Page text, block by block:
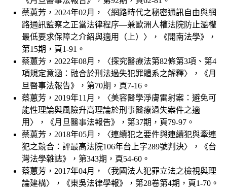
蔡蕙芳，2024年02月，〈網路時代之秘密通訊自由與網
路通訊監察之正當法律程序—兼歐洲人權法院防止濫權
最低要求保障之介紹與適用（上）〉，《開南法學》，
第15期，頁1-91。
蔡蕙芳，2022年08月，〈探究醫療法第82條第3項、第4
項規定意涵：融合於刑法過失犯罪體系之解釋〉，《月
旦醫事法報告》，第70期，頁7-16。
蔡蕙芳，2019年11月，〈美容醫學淨膚雷射案：避免可
能性理論與風險升高理論於刑事醫療過失案件之適
用〉，《月旦醫事法報告》，第37期，頁79-97。
蔡蕙芳，2018年05月，〈連續犯之要件與連續犯與牽連
犯之競合：評最高法院106年台上字289號判決〉，《台
灣法學雜誌》，第343期，頁54-60。
蔡蕙芳，2017年04月，〈我國法人犯罪立法之檢視與理
論建構〉，《東吳法律學報》，第28卷第4期，頁1-70。